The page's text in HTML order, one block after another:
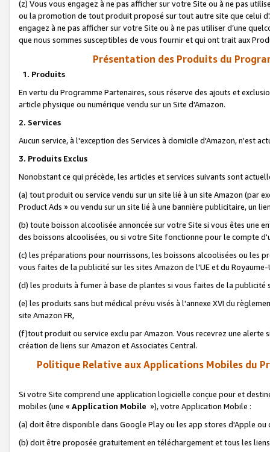
(z) Vous vous engagez à ne pas afficher sur votre Site ou à ne pas
ou la promotion de tout produit proposé sur tout autre site que celui
engagez à ne pas afficher sur votre Site ou à ne pas utiliser d’une
que nous sommes susceptibles de vous fournir et qui ont trait aux
Présentation des Produits du
1. Produits
En vertu du Programme Partenaires, sous réserve des ajouts et
article physique ou numérique vendu sur un Site d'Amazon.
2. Services
Aucun service, à l'exception des Services à domicile d'Amazon, n'est
3. Produits Exclus
Nonobstant ce qui précède, les articles et services suivants sont
(a) tout produit ou service vendu sur un site lié à un site Amazon (par
Product Ads » ou vendu sur un site lié à une bannière publicitaire, un
(b) toute boisson alcoolisée annoncée sur votre Site si vous êtes une
des boissons alcoolisées, ou si votre Site fonctionne pour le compte
(c) les préparations pour nourrissons, les boissons alcoolisées ou les
vous faites de la publicité sur les sites Amazon de l'UE et du Royaume-
(d) les produits à fumer à base de plantes si vous faites de la publicité
(e) les produits sans but médical prévu visés à l'annexe XVI du
site Amazon FR,
(f)tout produit ou service exclu par Amazon. Vous recevrez une alerte
création de liens sur Amazon et Associates Central.
Politique Relative aux Applications Mobiles du
Si votre Site comprend une application logicielle conçue pour et
mobiles (une « Application Mobile »), votre Application Mobile :
(a) doit être disponible dans Google Play ou les app stores d'Apple ou
(b) doit être proposée gratuitement en téléchargement et tous les